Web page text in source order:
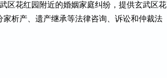
区花红园附近的婚姻家庭纠纷，提供玄武区花
析产、遗产继承等法律咨询、诉讼和仲裁法